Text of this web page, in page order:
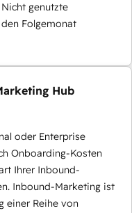
genutzte
Folgemonat
Hub
oder Enterprise
Onboarding-Kosten
Ihrer Inbound-
Inbound-Marketing ist
einer Reihe von